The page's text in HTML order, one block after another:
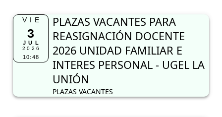
VIE
3
JUL
2026
10:48
PLAZAS VACANTES PARA
REASIGNACIÓN DOCENTE
2026 UNIDAD FAMILIAR E
INTERES PERSONAL - UGEL LA
UNIÓN
PLAZAS VACANTES